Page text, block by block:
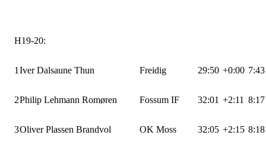
H19-20:
1 Iver Dalsaune Thun Freidig 29:50 +0:00
2Philip Lehmann Romøren Fossum IF 32:01 +2:11
3Oliver Plassen Brandvol OK Moss 32:05 +2:15